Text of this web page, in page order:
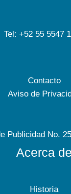
Tel: +52 55 5547
Contacto
Aviso de
Publicidad No.
Acerca de
Historia